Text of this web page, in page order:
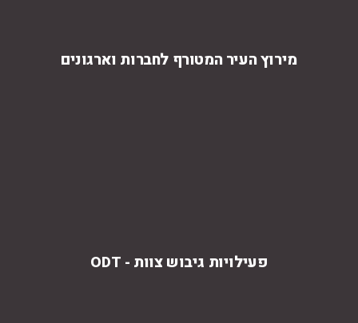
מירוץ העיר המטורף לחברות וארגונים
פעילויות גיבוש צוות - ODT